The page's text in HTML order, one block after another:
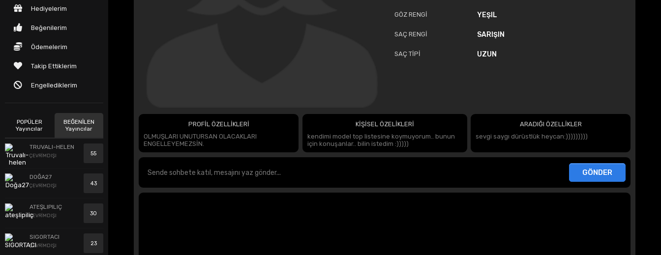
Hediyelerim
Beğenilerim
Ödemelerim
Takip Ettiklerim
Engellediklerim
POPÜLER
Yayıncılar
BEĞENİLEN
Yayıncılar
TRUVALI-HELEN
ÇEVRİMDIŞI 55
DOĞA27
ÇEVRİMDIŞI 43
ATEŞLIPILIÇ
ÇEVRİMDIŞI 30
SIGORTACI
ÇEVRİMDIŞI 23
GÖZ RENGİ YEŞIL
SAÇ RENGİ SARIŞIN
SAÇ TİPİ UZUN
PROFİL ÖZELLİKLERİ
OLMUŞLARI UNUTURSAN OLACAKLARI
ENGELLEYEMEZSİN.
KİŞİSEL ÖZELİKLERİ
kendimi model top listesine koymuyorum.. bunun
için konuşanlar.. bilin istedim :)))))
ARADIĞI ÖZELLİKLER
sevgi saygı dürüstlük heycan:)))))))))